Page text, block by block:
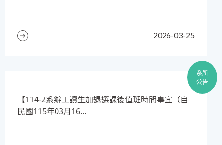
2026-03-25
系所
公告
​【114-2系辦工讀生加退選課後值班時間事宜（自
民國115年03月16...